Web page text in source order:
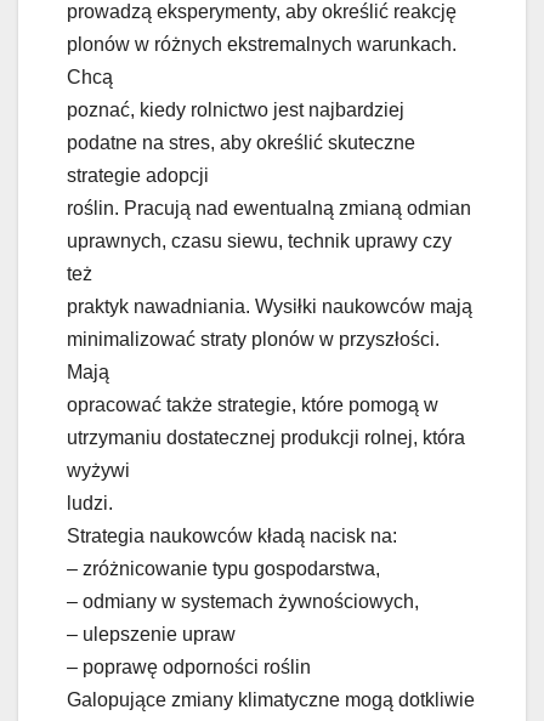
prowadzą eksperymenty, aby określić reakcję
plonów w różnych ekstremalnych warunkach.
Chcą
poznać, kiedy rolnictwo jest najbardziej
podatne na stres, aby określić skuteczne
strategie adopcji
roślin. Pracują nad ewentualną zmianą odmian
uprawnych, czasu siewu, technik uprawy czy
też
praktyk nawadniania. Wysiłki naukowców mają
minimalizować straty plonów w przyszłości.
Mają
opracować także strategie, które pomogą w
utrzymaniu dostatecznej produkcji rolnej, która
wyżywi
ludzi.
Strategia naukowców kładą nacisk na:
– zróżnicowanie typu gospodarstwa,
– odmiany w systemach żywnościowych,
– ulepszenie upraw
– poprawę odporności roślin
Galopujące zmiany klimatyczne mogą dotkliwie